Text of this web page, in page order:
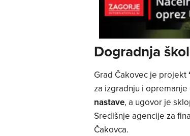
Dogradnja
Grad Čakovec je projekt
za izgradnju i
nastave, a ugovor je
Središnje agencije za
Čakovca.